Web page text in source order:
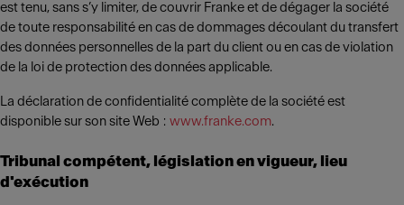
est tenu, sans s’y limiter, de couvrir Franke et de dégager la société
de toute responsabilité en cas de dommages découlant du transfert
des données personnelles de la part du client ou en cas de violation
de la loi de protection des données applicable.
La déclaration de confidentialité complète de la société est
disponible sur son site Web : www.franke.com.
Tribunal compétent, législation en vigueur, lieu
d'exécution